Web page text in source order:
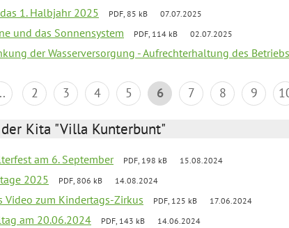
1. Halbjahr 2025 PDF, 85 kB 07.07.2025
und das Sonnensystem PDF, 114 kB 02.07.2025
der Wasserversorgung - Aufrechterhaltung des
2 3 4 5 6 7 8 9
Kita "Villa Kunterbunt"
am 6. September PDF, 198 kB 15.08.2024
2025 PDF, 806 kB 14.08.2024
Video zum Kindertags-Zirkus PDF, 125 kB 17.06.2024
am 20.06.2024 PDF, 143 kB 14.06.2024